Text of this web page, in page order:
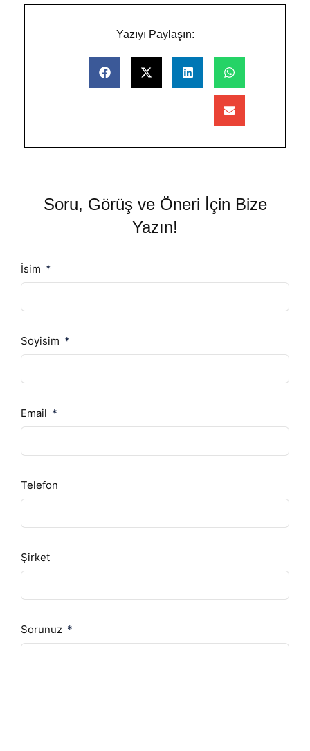
Yazıyı Paylaşın:
Soru, Görüş ve Öneri İçin Bize
Yazın!
İsim
Soyisim
Email
Telefon
Şirket
Sorunuz